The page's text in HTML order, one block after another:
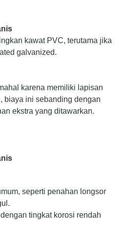
kawat PVC, terutama jika
galvanized.
karena memiliki lapisan
biaya ini sebanding dengan
ekstra yang ditawarkan.
seperti penahan longsor
tingkat korosi rendah